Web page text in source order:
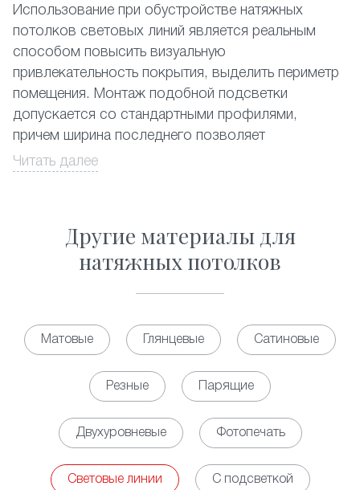
Использование при обустройстве натяжных
потолков световых линий является реальным
способом повысить визуальную
привлекательность покрытия, выделить периметр
помещения. Монтаж подобной подсветки
допускается со стандартными профилями,
причем ширина последнего позволяет
устанавливать даже наиболее мощные
Натяжные потолки со световыми линиями,
почему да?
Выбор в пользу световых линий обусловлен
светодиодных линий позволяет обеспечить
равномерное, мягкое свечение по всей площади
помещения, выступая полноценной заменой для
освещения на основе установки точечных
контроллера появляется возможность управлять
от потребности.
Читать далее
Другие материалы для
натяжных потолков
Матовые Глянцевые Сатиновые
Резные Парящие
Двухуровневые Фотопечать
Световые линии С подсветкой